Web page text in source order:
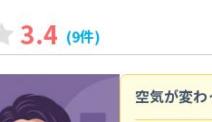
3.4 (9件)
空気が変わ